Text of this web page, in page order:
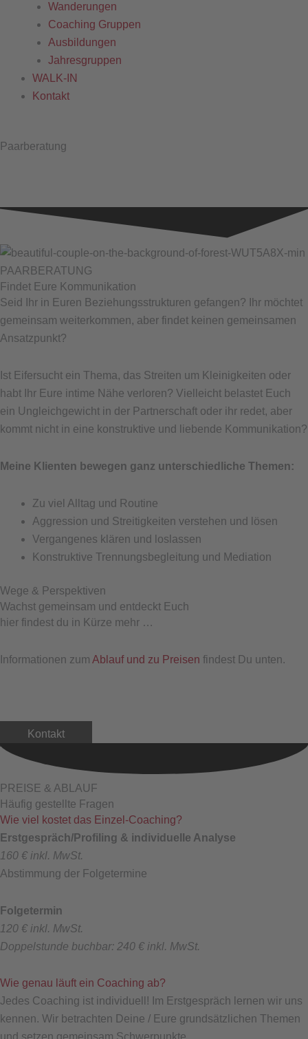
Wanderungen
Coaching Gruppen
Ausbildungen
Jahresgruppen
WALK-IN
Kontakt
Paarberatung
PAARBERATUNG
Findet Eure Kommunikation
Seid Ihr in Euren Beziehungsstrukturen gefangen? Ihr möchtet
gemeinsam weiterkommen, aber findet keinen gemeinsamen
Ansatzpunkt?
Ist Eifersucht ein Thema, das Streiten um Kleinigkeiten oder
habt Ihr Eure intime Nähe verloren? Vielleicht belastet Euch
ein Ungleichgewicht in der Partnerschaft oder ihr redet, aber
kommt nicht in eine konstruktive und liebende Kommunikation?
Meine Klienten bewegen ganz unterschiedliche Themen:
Zu viel Alltag und Routine
Aggression und Streitigkeiten verstehen und lösen
Vergangenes klären und loslassen
Konstruktive Trennungsbegleitung und Mediation
Wege & Perspektiven
Wachst gemeinsam und entdeckt Euch
hier findest du in Kürze mehr …
Informationen zum Ablauf und zu Preisen findest Du unten.
Kontakt
PREISE & ABLAUF
Häufig gestellte Fragen
Wie viel kostet das Einzel-Coaching?
Erstgespräch/Profiling & individuelle Analyse
160 € inkl. MwSt.
Abstimmung der Folgetermine
Folgetermin
120 € inkl. MwSt.
Doppelstunde buchbar: 240 € inkl. MwSt.
Wie genau läuft ein Coaching ab?
Jedes Coaching ist individuell! Im Erstgespräch lernen wir uns
kennen. Wir betrachten Deine / Eure grundsätzlichen Themen